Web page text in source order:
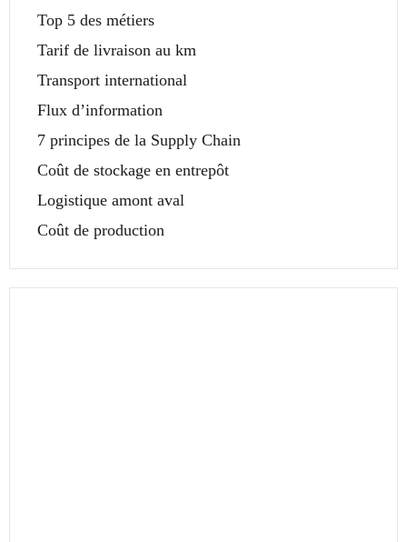
Top 5 des métiers
Tarif de livraison au km
Transport international
Flux d’information
7 principes de la Supply Chain
Coût de stockage en entrepôt
Logistique amont aval
Coût de production